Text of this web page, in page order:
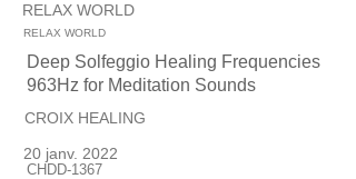
RELAX WORLD
RELAX WORLD
Deep Solfeggio Healing Frequencies
963Hz for Meditation Sounds
CROIX HEALING
20 janv. 2022
CHDD-1367